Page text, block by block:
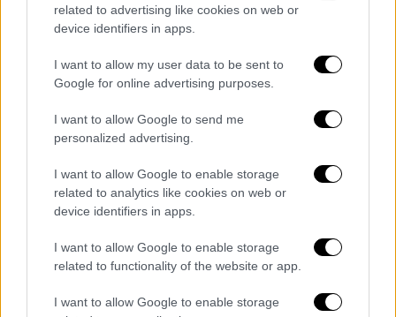
related to advertising like cookies on web or
device identifiers in apps.
I want to allow my user data to be sent to
Google for online advertising purposes.
I want to allow Google to send me
personalized advertising.
I want to allow Google to enable storage
related to analytics like cookies on web or
device identifiers in apps.
I want to allow Google to enable storage
related to functionality of the website or app.
I want to allow Google to enable storage
Αθλητισμός|26.01.2022 09:44
Άπαιχτος ο Στέφανος Τσιτσιπάς!
Διέλυσε τον Σίνερ και «πέταξε» για
τον ημιτελικό του Australian Open
Αθλητισμός|25.01.2022 09:43
Ο Στέφανος Τσιτσιπάς έσωσε ball girl
από έντομο και... έγινε viral
Διαβάστε ακόμη
Τα «γεράκια» της Ψάθας: Έσωσαν από τη